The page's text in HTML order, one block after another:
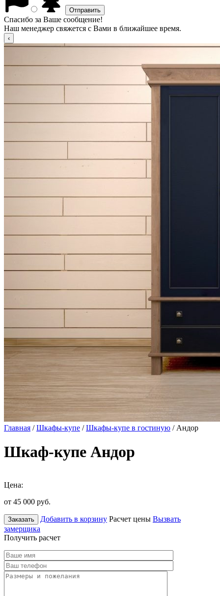
Спасибо за Ваше сообщение!
Наш менеджер свяжется с Вами в ближайшее время.
Главная /Шкафы-купе /Шкафы-купе в гостиную / Андор
Шкаф-купе Андор
Цена:
от 45 000 руб.
Заказать Добавить в корзину Расчет цены Вызвать
замерщика
Получить расчет